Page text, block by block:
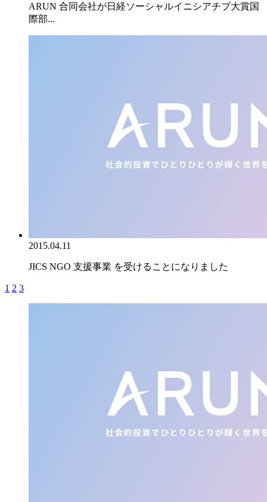
ARUN 合同会社が日経ソーシャルイニシアチブ大賞国
際部...
2015.04.11
JICS NGO 支援事業 を受けることになりました
1 2 3